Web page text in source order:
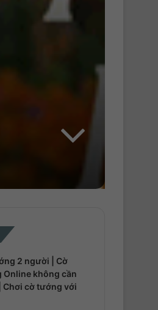
2 người | Cờ
Online không cần
Chơi cờ tướng với